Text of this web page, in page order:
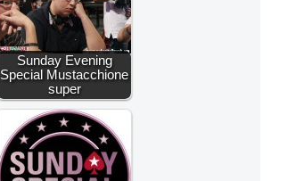
Sunday Evening
Special Mustacchione
super